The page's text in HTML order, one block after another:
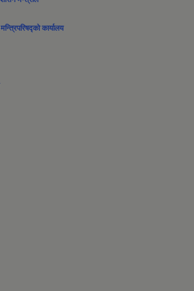
कार्यालय